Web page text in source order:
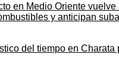
en Medio Oriente vuelve
y anticipan